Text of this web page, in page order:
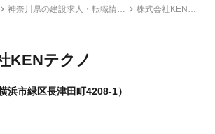
神奈川県の建設求人・転職情報
株式会社KENテ
KENテクノ
浜市緑区長津田町4208-1）